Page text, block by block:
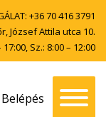
+36 70 416 3791
József Attila utca 10.
Sz.: 8:00 – 12:00
Belépés